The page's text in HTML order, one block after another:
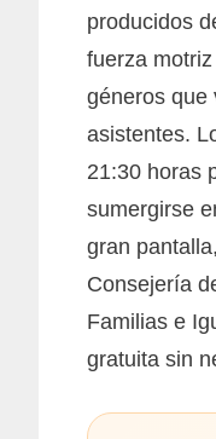
producidos
fuerza
géneros que
asistentes.
21:30 horas
sumergirse
gran
Consejería
Familias e
gratuita sin